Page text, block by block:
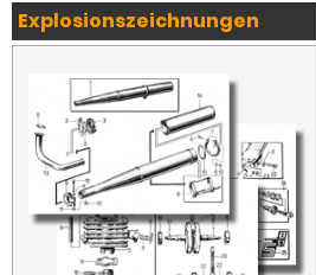
Explosionszeichnungen